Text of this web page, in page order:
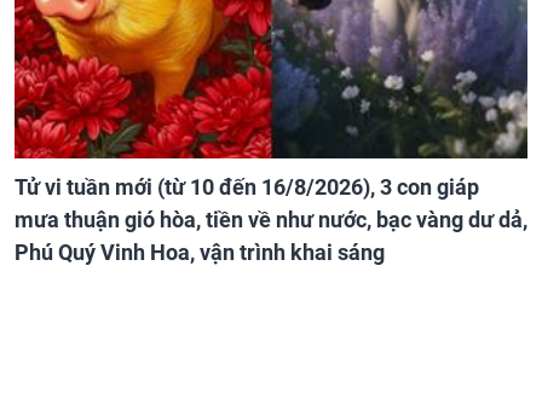
Tử vi tuần mới (từ 10 đến 16/8/2026), 3 con giáp
mưa thuận gió hòa, tiền về như nước, bạc vàng dư dả,
Phú Quý Vinh Hoa, vận trình khai sáng